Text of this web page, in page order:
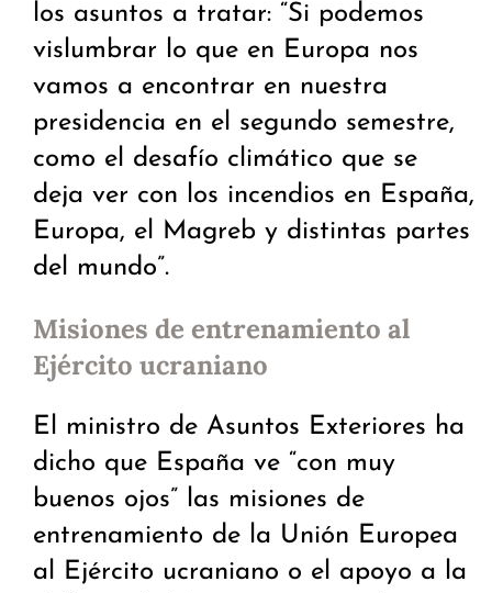
los asuntos a tratar: “Si podemos
vislumbrar lo que en Europa nos
vamos a encontrar en nuestra
presidencia en el segundo semestre,
como el desafío climático que se
deja ver con los incendios en España,
Europa, el Magreb y distintas partes
del mundo”.
Misiones de entrenamiento al
Ejército ucraniano
El ministro de Asuntos Exteriores ha
dicho que España ve “con muy
buenos ojos” las misiones de
entrenamiento de la Unión Europea
al Ejército ucraniano o el apoyo a la